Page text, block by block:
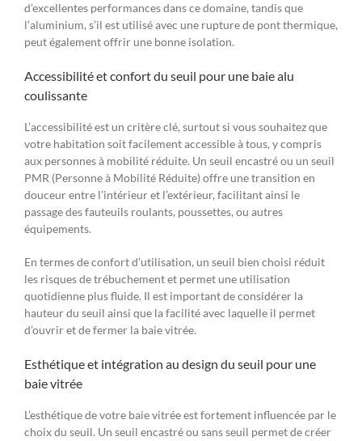
d’excellentes performances dans ce domaine, tandis que
l’aluminium, s’il est utilisé avec une rupture de pont thermique,
peut également offrir une bonne isolation.
Accessibilité et confort du seuil pour une baie alu
coulissante
L’accessibilité est un critère clé, surtout si vous souhaitez que
votre habitation soit facilement accessible à tous, y compris
aux personnes à mobilité réduite. Un seuil encastré ou un seuil
PMR (Personne à Mobilité Réduite) offre une transition en
douceur entre l’intérieur et l’extérieur, facilitant ainsi le
passage des fauteuils roulants, poussettes, ou autres
équipements.
En termes de confort d’utilisation, un seuil bien choisi réduit
les risques de trébuchement et permet une utilisation
quotidienne plus fluide. Il est important de considérer la
hauteur du seuil ainsi que la facilité avec laquelle il permet
d’ouvrir et de fermer la baie vitrée.
Esthétique et intégration au design du seuil pour une
baie vitrée
L’esthétique de votre baie vitrée est fortement influencée par le
choix du seuil. Un seuil encastré ou sans seuil permet de créer